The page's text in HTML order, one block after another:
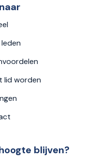
lid worden
blijven?